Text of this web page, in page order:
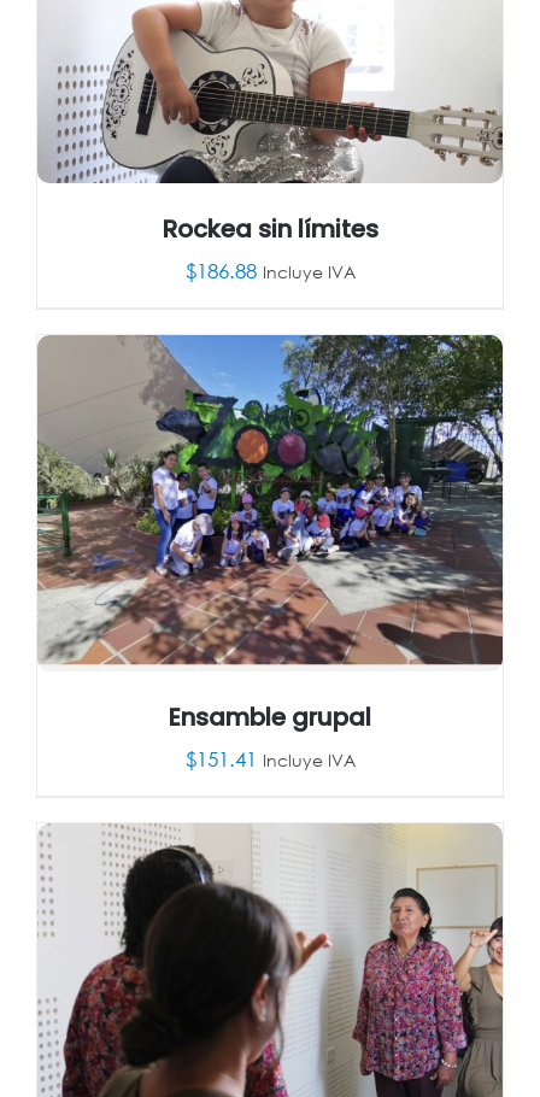
AÑADIR AL CARRITO / DETALLES
Rockea sin límites
$186.88 Incluye IVA
AÑADIR AL CARRITO
Ensamble grupal
$151.41 Incluye IVA